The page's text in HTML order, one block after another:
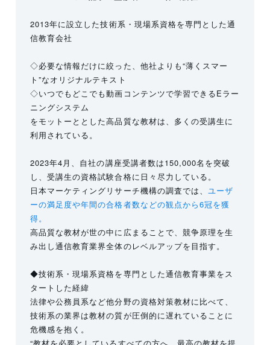
2013年に設立した技術系・現場系資格を専門とした通
信教育会社
◇必要な情報だけに絞った、他社よりも“薄くスマー
ト”なオリジナルテキスト
◇いつでもどこでも動画コンテンツで学習できるEラー
ニングシステム
をモットーととした高品質な教材は、多くの受講生に
利用されている。
2023年4月、自社の講座受講者数は150,000名を突破
し、受講生の資格試験合格に日々尽力している。
日本マーケティングリサーチ機構の調査では、 ユーザ
ーの満足度や年間の合格者数などの観点から6冠を獲
得。
高品質な教材が世の中に広まることで、競争原理を生
み出し通信教育業界全体のレベルアップを目指す。
◆技術系・現場系資格を専門とした通信教育事業をス
タートした経緯
法律や公務員系など他分野の資格対策教材に比べて、
技術系の業界は教材の質が圧倒的に遅れていることに
危機感を抱く。
“教材を必要としているすべての方へ、最高の教材を提